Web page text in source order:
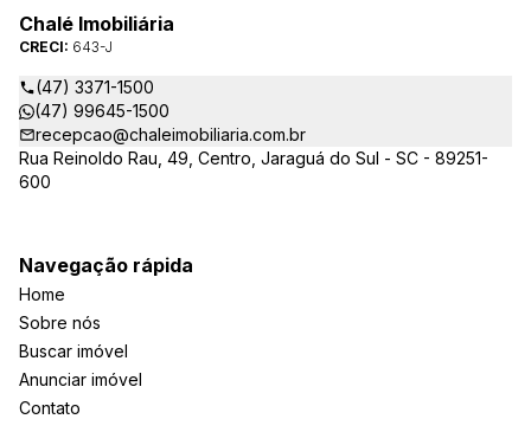
Arte Imóveis. E também reavaliamos a nossa Missão, Visão e
Valores.
Chalé Imobiliária
CRECI: 643-J
(47) 3371-1500
(47) 99645-1500
recepcao@chaleimobiliaria.com.br
Rua Reinoldo Rau, 49, Centro, Jaraguá do Sul - SC - 89251-
600
Navegação rápida
Home
Sobre nós
Buscar imóvel
Anunciar imóvel
Contato